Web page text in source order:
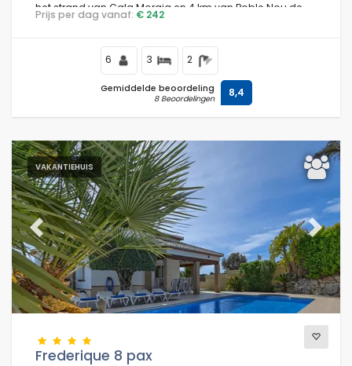
het strand van Cala Moraig en 4 km van Poble Nou de
Benitachell.
Prijs per dag vanaf: € 242
6 3 2
Gemiddelde beoordeling
8 Beoordelingen 8,4
VAKANTIEHUIS
Previous Next
Frederique 8 pax